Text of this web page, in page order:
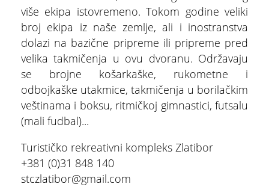
više ekipa istovremeno. Tokom godine veliki
broj ekipa iz naše zemlje, ali i inostranstva
dolazi na bazične pripreme ili pripreme pred
velika takmičenja u ovu dvoranu. Održavaju
se brojne košarkaške, rukometne i
odbojkaške utakmice, takmičenja u borilačkim
veštinama i boksu, ritmičkoj gimnastici, futsalu
(mali fudbal)...
Turističko rekreativni kompleks Zlatibor
+381 (0)31 848 140
stczlatibor@gmail.com
VIDETI FEATURED
Dino park